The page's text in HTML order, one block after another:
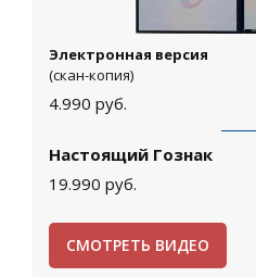
Электронная версия
(скан-копия)
4.990 руб.
Настоящий Гознак
19.990 руб.
СМОТРЕТЬ ВИДЕО